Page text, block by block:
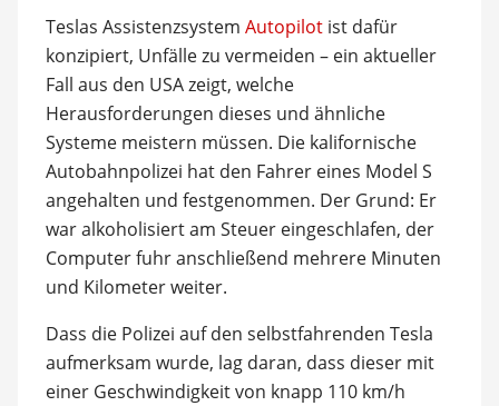
Teslas Assistenzsystem Autopilotist dafür
konzipiert, Unfälle zu vermeiden – ein aktueller
Fall aus den USA zeigt, welche
Herausforderungen dieses und ähnliche
Systeme meistern müssen. Die kalifornische
Autobahnpolizei hat den Fahrer eines Model S
angehalten und festgenommen. Der Grund: Er
war alkoholisiert am Steuer eingeschlafen, der
Computer fuhr anschließend mehrere Minuten
und Kilometer weiter.
Dass die Polizei auf den selbstfahrenden Tesla
aufmerksam wurde, lag daran, dass dieser mit
einer Geschwindigkeit von knapp 110 km/h